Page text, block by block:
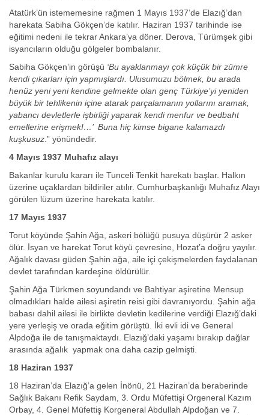
Atatürk’ün istememesine rağmen 1 Mayıs 1937’de Elazığ’dan
harekata Sabiha Gökçen’de katılır. Haziran 1937 tarihinde ise
eğitimi nedeni ile tekrar Ankara’ya döner. Derova, Türümşek gibi
isyancıların olduğu gölgeler bombalanır.
Sabiha Gökçen’in görüşü ‘Bu ayaklanmayı çok küçük bir zümre
kendi çıkarları için yapmışlardı. Ulusumuzu bölmek, bu arada
henüz yeni yeni kendine gelmekte olan genç Türkiye’yi yeniden
büyük bir tehlikenin içine atarak parçalamanın yollarını aramak,
yabancı devletlerle işbirliği yaparak kendi menfur ve bedbaht
emellerine erişmek!…’ Buna hiç kimse bigane kalamazdı
kuşkusuz .” yönündedir.
4 Mayıs 1937 Muhafız alayı
Bakanlar kurulu kararı ile Tunceli Tenkit harekatı başlar. Halkın
üzerine uçaklardan bildiriler atılır. Cumhurbaşkanlığı Muhafız Alayı
görülen lüzum üzerine harekata katılır.
17 Mayıs 1937
Torut köyünde Şahin Ağa, askeri bölüğü pusuya düşürür 2 asker
ölür. İsyan ve harekat Torut köyü çevresine, Hozat’a doğru yayılır.
Ağalık davası güden Şahin ağa, aile içi çekişmelerden faydalanan
devlet tarafından kardeşine öldürülür.
Şahin Ağa Türkmen soyundandı ve Bahtiyar aşiretine Mensup
olmadıkları halde ailesi aşiretin reisi gibi davranıyordu. Şahin ağa
babası dahil ailesi ile birlikte devletin kedilerine verdiği Elazığ’daki
yere yerleşiş ve orada eğitim görüştü. İki evli idi ve General
Alpdoğa ile de tanışmaktaydı. Elazığ’daki yaşamı bırakıp dağlar
arasında ağalık yapmak ona daha cazip gelmişti.
18 Haziran 1937
18 Haziran’da Elazığ’a gelen İnönü, 21 Haziran’da beraberinde
Sağlık Bakanı Refik Saydam, 3. Ordu Müfettişi Orgeneral Kazım
Orbay, 4. Genel Müfettiş Korgeneral Abdullah Alpdoğan ve 7.